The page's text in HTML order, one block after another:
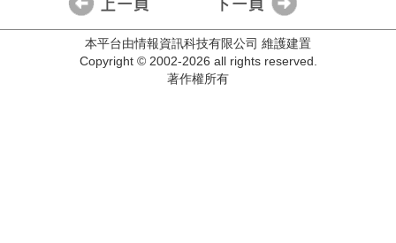
本平台由情報資訊科技有限公司 維護建置
Copyright © 2002-2026 all rights reserved.
著作權所有